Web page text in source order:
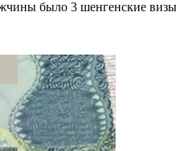
было 3 шенгенские